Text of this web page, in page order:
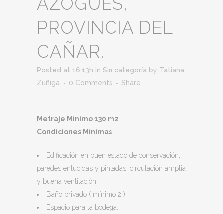
PROVINCIA DEL
CAÑAR.
Posted at 16:13h in Sin categoría by Tatiana
Zuñiga
0 Comments Share
Metraje Mínimo 130 m2
Condiciones Mínimas
Edificación en buen estado de conservación,
paredes enlucidas y pintadas, circulación amplia
y buena ventilación.
Baño privado ( mínimo 2 ).
Espacio para la bodega.